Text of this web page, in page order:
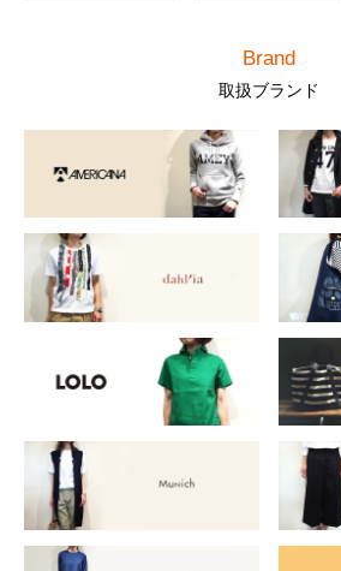
Brand
取扱ブランド